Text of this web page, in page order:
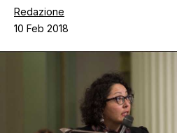
Chi siamo
Redazione
10 Feb 2018